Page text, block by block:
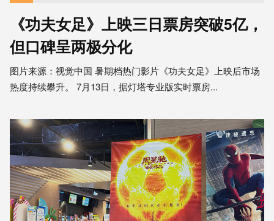
《功夫女足》上映三日票房突破5亿，
但口碑呈两极分化
图片来源：视觉中国 暑期档热门影片《功夫女足》上映后市场
热度持续攀升。 7月13日，据灯塔专业版实时票房...